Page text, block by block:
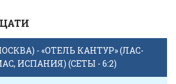
- «ОТЕЛЬ КАНТУР» (ЛАС-
ИСПАНИЯ) (СЕТЫ - 6:2)